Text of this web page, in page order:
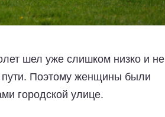
шел уже слишком низко и не
пути. Поэтому женщины были
городской улице.